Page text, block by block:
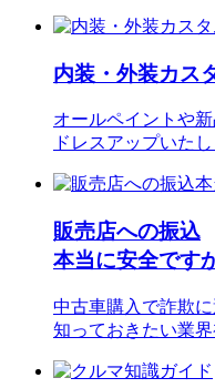
内装・外装カス
オールペイントや
ドレスアップいたし
販売店への振込
本当に安全です
中古車購入で詐欺
知っておきたい業